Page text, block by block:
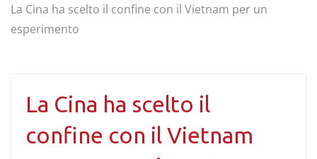
La Cina ha scelto il confine con il Vietnam per un
esperimento
La Cina ha scelto il
confine con il Vietnam